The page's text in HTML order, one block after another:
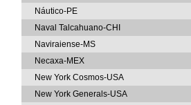
Náutico-PE
Naval Talcahuano-CHI
Naviraiense-MS
Necaxa-MEX
New York Cosmos-USA
New York Generals-USA